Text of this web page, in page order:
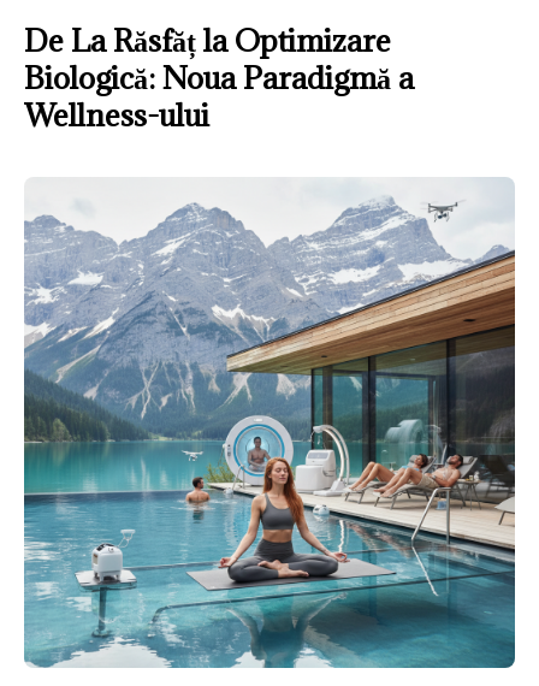
De La Răsfăț la Optimizare
Biologică: Noua Paradigmă a
Wellness-ului